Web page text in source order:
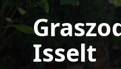
Isselt